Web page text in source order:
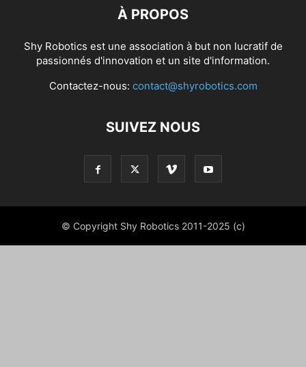
À PROPOS
Shy Robotics est une association à but non lucratif de
passionnés d'innovation et un site d'information.
Contactez-nous: contact@shyrobotics.com
SUIVEZ NOUS
© Copyright Shy Robotics 2011-2025 (c)